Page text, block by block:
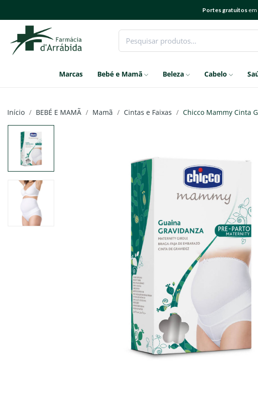
Portes gratuitos
Marcas Bebé e Mamã Beleza Cabelo
Início BEBÉ E MAMÃ Mamã Cintas e Faixas Chicco Mammy Cinta